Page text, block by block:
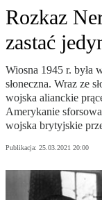
Rozkaz
zastać
Wiosna 1945 r. była
słoneczna. Wraz ze
wojska alianckie
Amerykanie
wojska brytyjskie
Publikacja: 25.03.2021 20:00